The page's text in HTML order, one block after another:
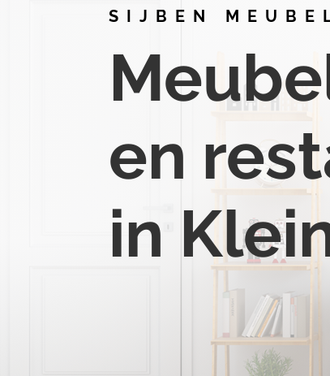
SIJBEN
en
in